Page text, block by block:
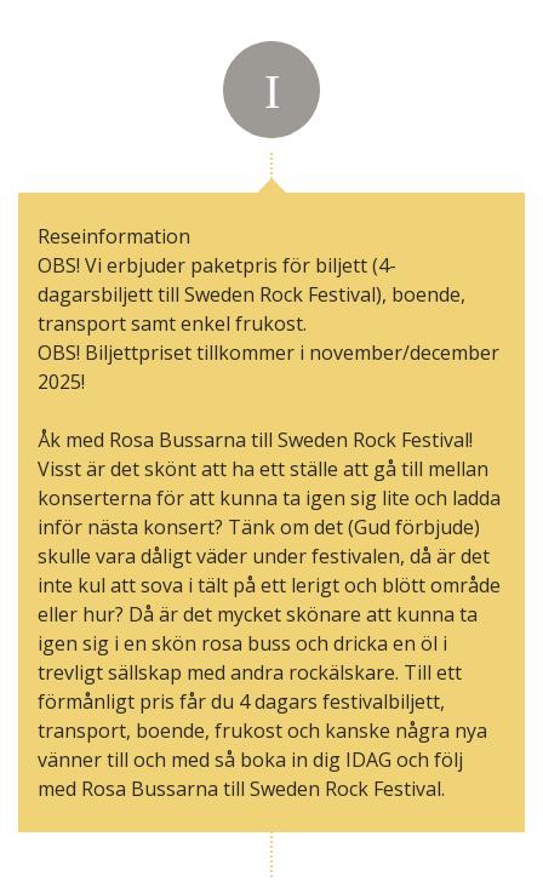
Reseinformation
OBS! Vi erbjuder paketpris för biljett (4-
dagarsbiljett till Sweden Rock Festival), boende,
transport samt enkel frukost.
OBS! Biljettpriset tillkommer i november/december
2025!
Åk med Rosa Bussarna till Sweden Rock Festival!
Visst är det skönt att ha ett ställe att gå till mellan
konserterna för att kunna ta igen sig lite och ladda
inför nästa konsert? Tänk om det (Gud förbjude)
skulle vara dåligt väder under festivalen, då är det
inte kul att sova i tält på ett lerigt och blött område
eller hur? Då är det mycket skönare att kunna ta
igen sig i en skön rosa buss och dricka en öl i
trevligt sällskap med andra rockälskare. Till ett
förmånligt pris får du 4 dagars festivalbiljett,
transport, boende, frukost och kanske några nya
vänner till och med så boka in dig IDAG och följ
med Rosa Bussarna till Sweden Rock Festival.